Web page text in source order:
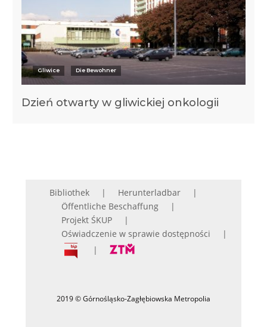
Gliwice Die Bewohner
Dzień otwarty w gliwickiej onkologii
Bibliothek
Herunterladbar
Öffentliche Beschaffung
Projekt ŚKUP
Oświadczenie w sprawie dostępności
2019 © Górnośląsko-Zagłębiowska Metropolia